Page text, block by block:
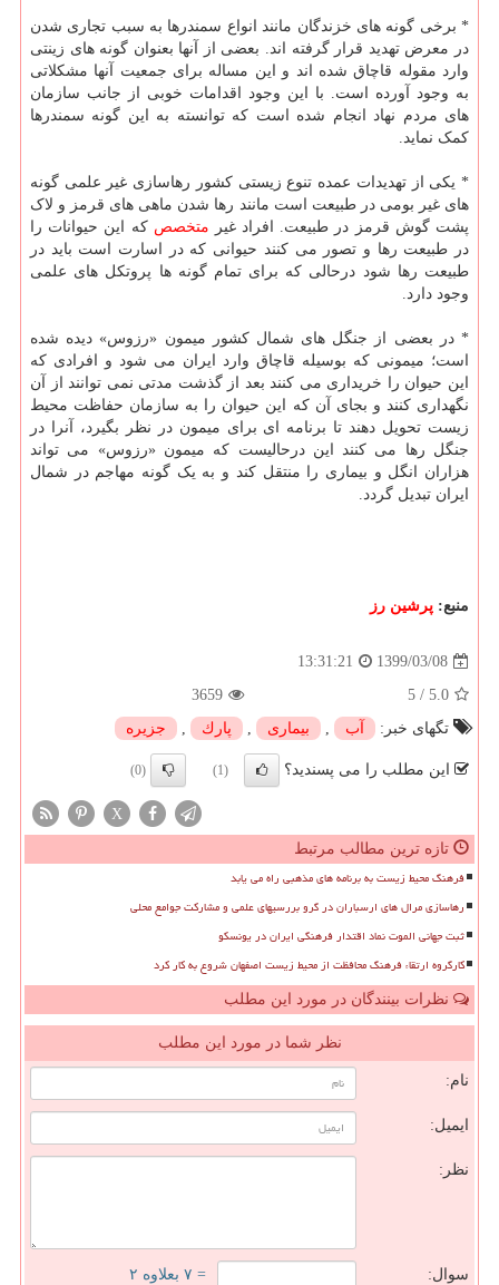
* برخی گونه های خزندگان مانند انواع سمندرها به سبب تجاری شدن
در معرض تهدید قرار گرفته اند. بعضی از آنها بعنوان گونه های زینتی
وارد مقوله قاچاق شده اند و این مساله برای جمعیت آنها مشکلاتی
به وجود آورده است. با این وجود اقدامات خوبی از جانب سازمان
های مردم نهاد انجام شده است که توانسته به این گونه سمندرها
کمک نماید.
* یکی از تهدیدات عمده تنوع زیستی کشور رهاسازی غیر علمی گونه
های غیر بومی در طبیعت است مانند رها شدن ماهی های قرمز و لاک
پشت گوش قرمز در طبیعت. افراد غیر متخصص که این حیوانات را
در طبیعت رها و تصور می کنند حیوانی که در اسارت است باید در
طبیعت رها شود درحالی که برای تمام گونه ها پروتکل های علمی
وجود دارد.
* در بعضی از جنگل های شمال کشور میمون «رزوس» دیده شده
است؛ میمونی که بوسیله قاچاق وارد ایران می شود و افرادی که
این حیوان را خریداری می کنند بعد از گذشت مدتی نمی توانند از آن
نگهداری کنند و بجای آن که این حیوان را به سازمان حفاظت محیط
زیست تحویل دهند تا برنامه ای برای میمون در نظر بگیرد، آنرا در
جنگل رها می کنند این درحالیست که میمون «رزوس» می تواند
هزاران انگل و بیماری را منتقل کند و به یک گونه مهاجم در شمال
ایران تبدیل گردد.
منبع: پرشین رز
1399/03/08
13:31:21
5.0
/
5
3659
تگهای خبر:
آب , بیماری , پارك , جزیره
این مطلب را می پسندید؟ (1)
(0)
X
تازه ترین مطالب مرتبط
فرهنگ محیط زیست به برنامه های مذهبی راه می یابد
رهاسازی مرال های ارسباران در گرو بررسیهای علمی و مشارکت جوامع محلی
ثبت جهانی الموت نماد اقتدار فرهنگی ایران در یونسکو
کارگروه ارتقاء فرهنگ محافظت از محیط زیست اصفهان شروع به کار کرد
نظرات بینندگان در مورد این مطلب
نظر شما در مورد این مطلب
نام:
ایمیل:
نظر:
سوال: = ۷ بعلاوه ۲